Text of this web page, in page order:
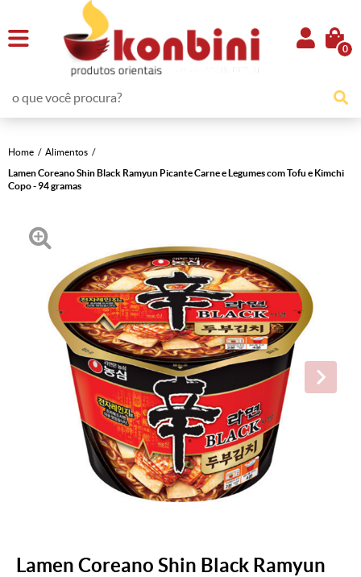
0
Home
Alimentos
Lamen Coreano Shin Black Ramyun Picante Carne e Legumes com Tofu e Kimchi
Copo - 94 gramas
Lamen Coreano Shin Black Ramyun